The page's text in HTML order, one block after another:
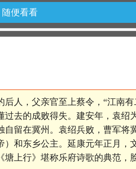
随便看看
人，父亲官至上蔡令，“江南
去的成败得失。建安年，袁绍
留在冀州。袁绍兵败，曹军将
和东乡公主。延康元年正月，
上行》堪称乐府诗歌的典范，